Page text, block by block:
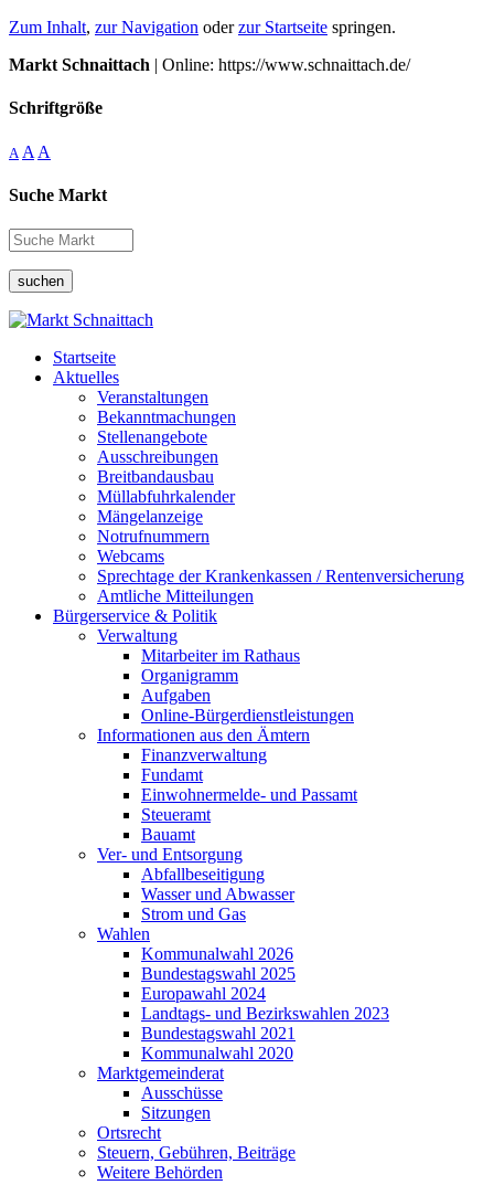
Zum Inhalt, zur Navigation oderzur Startseite springen.
Markt Schnaittach | Online: https://www.schnaittach.de/
Schriftgröße
A A A
Suche Markt
suchen
Startseite
Aktuelles
Veranstaltungen
Bekanntmachungen
Stellenangebote
Ausschreibungen
Breitbandausbau
Müllabfuhrkalender
Mängelanzeige
Notrufnummern
Webcams
Sprechtage der Krankenkassen / Rentenversicherung
Amtliche Mitteilungen
Bürgerservice & Politik
Verwaltung
Mitarbeiter im Rathaus
Organigramm
Aufgaben
Online-Bürgerdienstleistungen
Informationen aus den Ämtern
Finanzverwaltung
Fundamt
Einwohnermelde- und Passamt
Steueramt
Bauamt
Ver- und Entsorgung
Abfallbeseitigung
Wasser und Abwasser
Strom und Gas
Wahlen
Kommunalwahl 2026
Bundestagswahl 2025
Europawahl 2024
Landtags- und Bezirkswahlen 2023
Bundestagswahl 2021
Kommunalwahl 2020
Marktgemeinderat
Ausschüsse
Sitzungen
Ortsrecht
Steuern, Gebühren, Beiträge
Weitere Behörden